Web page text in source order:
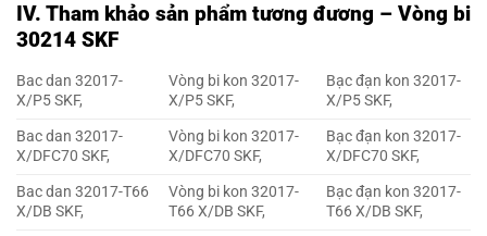
IV. Tham khảo sản phẩm tương đương – Vòng bi
30214 SKF
Bac dan 32017-
X/P5 SKF,
Vòng bi kon 32017-
X/P5 SKF,
Bạc đạn kon 32017-
X/P5 SKF,
Bac dan 32017-
X/DFC70 SKF,
Vòng bi kon 32017-
X/DFC70 SKF,
Bạc đạn kon 32017-
X/DFC70 SKF,
Bac dan 32017-T66
X/DB SKF,
Vòng bi kon 32017-
T66 X/DB SKF,
Bạc đạn kon 32017-
T66 X/DB SKF,